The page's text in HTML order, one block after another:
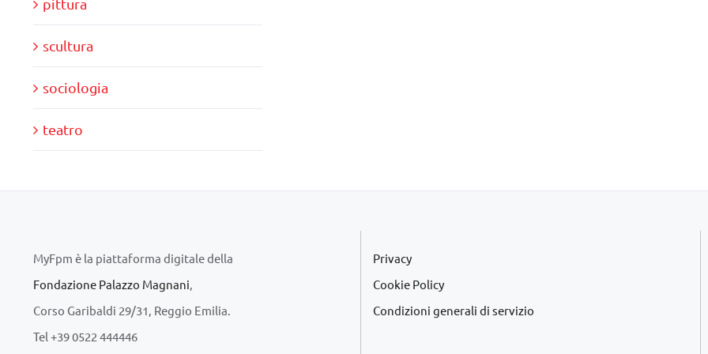
scultura
sociologia
teatro
MyFpm è la piattaforma digitale della
Fondazione Palazzo Magnani
Corso Garibaldi 29/31, Reggio Emilia.
Tel +39 0522 444446
Privacy
Cookie Policy
Condizioni generali di servizio